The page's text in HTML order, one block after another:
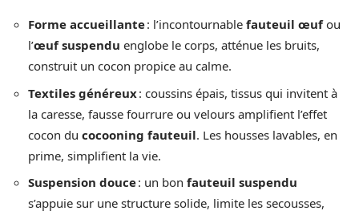
Forme accueillante: l’incontournable fauteuil œufou
l’œuf suspendu englobe le corps, atténue les bruits,
construit un cocon propice au calme.
Textiles généreux: coussins épais, tissus qui invitent à
la caresse, fausse fourrure ou velours amplifient l’effet
cocon du cocooning fauteuil. Les housses lavables, en
prime, simplifient la vie.
Suspension douce: un bon fauteuil suspendu
s’appuie sur une structure solide, limite les secousses,